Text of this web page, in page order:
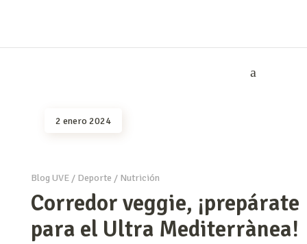
2 enero 2024
Blog UVE/ Deporte / Nutrición
Corredor veggie, ¡prepárate
para el Ultra Mediterrànea!